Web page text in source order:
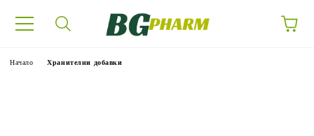
Начало Хранителни добавки